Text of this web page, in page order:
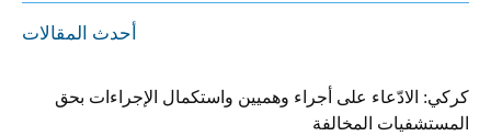
أحدث المقالات
كركي: الادّعاء على أجراء وهميين واستكمال الإجراءات بحق
المستشفيات المخالفة